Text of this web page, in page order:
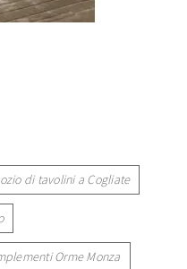
di tavolini a Cogliate
Orme Monza